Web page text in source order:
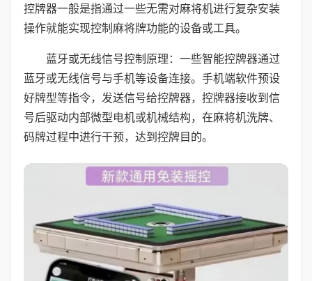
控牌器一般是指通过一些无需对麻将机进行复杂安装
操作就能实现控制麻将牌功能的设备或工具。
蓝牙或无线信号控制原理：一些智能控牌器通过
蓝牙或无线信号与手机等设备连接。手机端软件预设
好牌型等指令，发送信号给控牌器，控牌器接收到信
号后驱动内部微型电机或机械结构，在麻将机洗牌、
码牌过程中进行干预，达到控牌目的。